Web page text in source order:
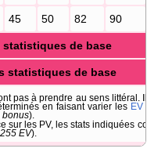
45 50 82 90
statistiques de base
statistiques de base
pas à prendre au sens littéral. Il
en faisant varier les EV
bonus).
sur les PV, les stats indiquées
EV).